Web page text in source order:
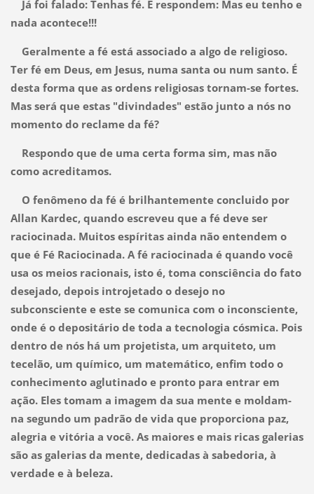
Já foi falado: Tenhas fé. E respondem: Mas eu tenho e
nada acontece!!!
Geralmente a fé está associado a algo de religioso.
Ter fé em Deus, em Jesus, numa santa ou num santo. É
desta forma que as ordens religiosas tornam-se fortes.
Mas será que estas "divindades" estão junto a nós no
momento do reclame da fé?
Respondo que de uma certa forma sim, mas não
como acreditamos.
O fenômeno da fé é brilhantemente concluido por
Allan Kardec, quando escreveu que a fé deve ser
raciocinada. Muitos espíritas ainda não entendem o
que é Fé Raciocinada. A fé raciocinada é quando você
usa os meios racionais, isto é, toma consciência do fato
desejado, depois introjetado o desejo no
subconsciente e este se comunica com o inconsciente,
onde é o depositário de toda a tecnologia cósmica. Pois
dentro de nós há um projetista, um arquiteto, um
tecelão, um químico, um matemático, enfim todo o
conhecimento aglutinado e pronto para entrar em
ação. Eles tomam a imagem da sua mente e moldam-
na segundo um padrão de vida que proporciona paz,
alegria e vitória a você. As maiores e mais ricas galerias
são as galerias da mente, dedicadas à sabedoria, à
verdade e à beleza.